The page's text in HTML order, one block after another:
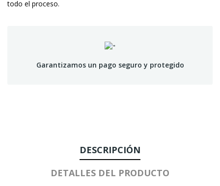
todo el proceso.
Garantizamos un pago seguro y protegido
DESCRIPCIÓN
DETALLES DEL PRODUCTO